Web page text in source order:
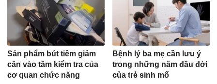
Sản phẩm bút tiêm giảm
cân vào tầm kiểm tra của
cơ quan chức năng
Bệnh lý ba mẹ cần lưu ý
trong những năm đầu đời
của trẻ sinh mổ